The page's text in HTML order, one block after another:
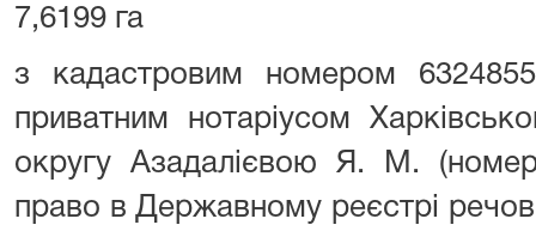
7,6199 га
з кадастровим номером
приватним нотаріусом
округу Азадалієвою Я. М.
право в Державному реєстрі